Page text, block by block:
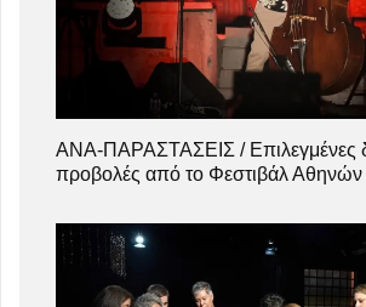
ΑΝΑ-ΠΑΡΑΣΤΑΣΕΙΣ / Επιλεγμένες
προβολές από το Φεστιβάλ